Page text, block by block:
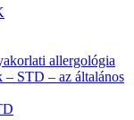
allergológia
– STD – az általános